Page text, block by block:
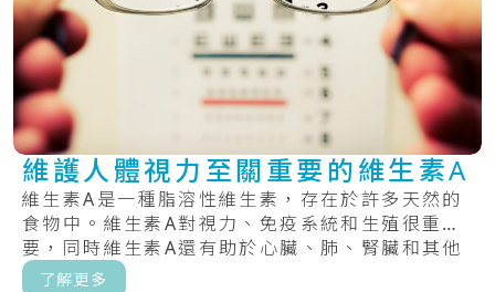
維護人體視力至關重要的維生素A
維生素A是一種脂溶性維生素，存在於許多天然的
食物中。維生素A對視力、免疫系統和生殖很重
要，同時維生素A還有助於心臟、肺、腎臟和其他
器官正.....
了解更多